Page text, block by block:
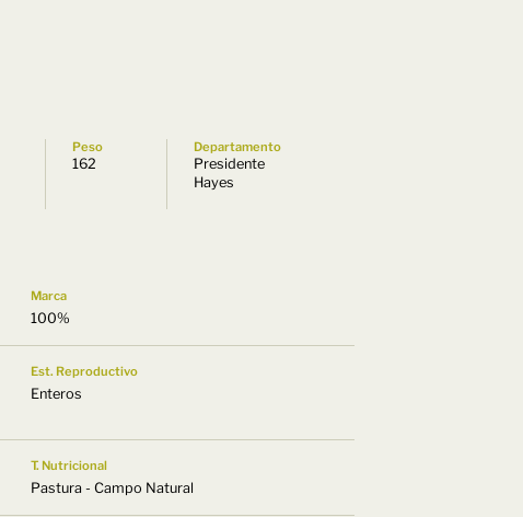
Peso
162
Departamento
Presidente
Hayes
Marca
100%
Est. Reproductivo
Enteros
T. Nutricional
Pastura - Campo Natural